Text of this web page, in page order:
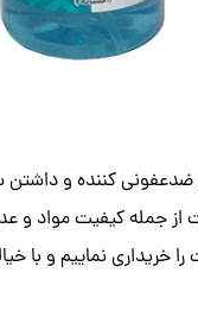
کننده و
از جمله کیفیت مواد
نماییم و با